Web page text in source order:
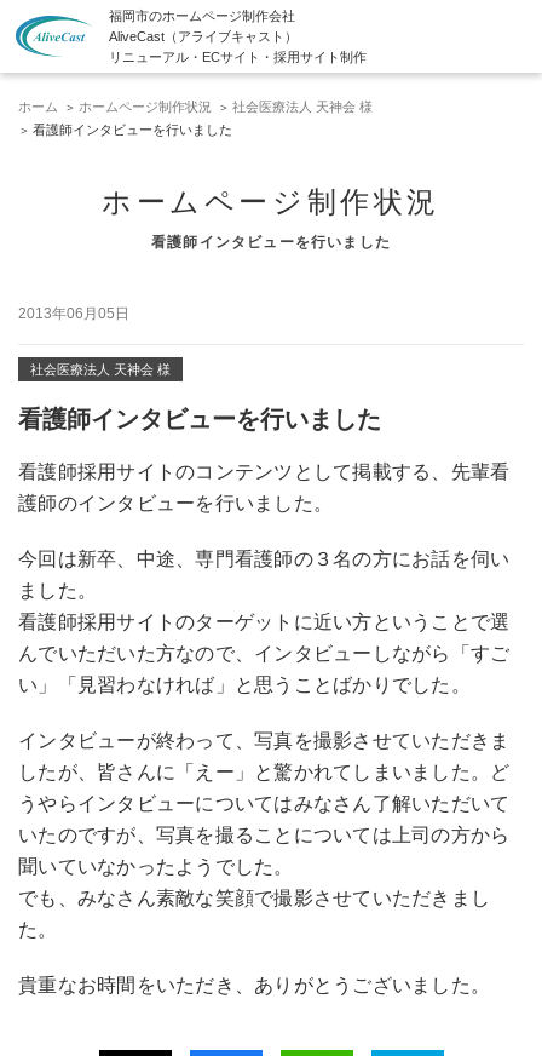
福岡市のホームページ制作会社
AliveCast（アライブキャスト）
リニューアル・ECサイト・採用サイト制作
ホーム ホームページ制作状況
社会医療法人 天神会 様
看護師インタビューを行いました
ホームページ制作状況
看護師インタビューを行いました
2013年06月05日
社会医療法人 天神会 様
看護師インタビューを行いました
看護師採用サイトのコンテンツとして掲載する、先輩看
護師のインタビューを行いました。
今回は新卒、中途、専門看護師の３名の方にお話を伺い
ました。
看護師採用サイトのターゲットに近い方ということで選
んでいただいた方なので、インタビューしながら「すご
い」「見習わなければ」と思うことばかりでした。
インタビューが終わって、写真を撮影させていただきま
したが、皆さんに「えー」と驚かれてしまいました。ど
うやらインタビューについてはみなさん了解いただいて
いたのですが、写真を撮ることについては上司の方から
聞いていなかったようでした。
でも、みなさん素敵な笑顔で撮影させていただきまし
た。
貴重なお時間をいただき、ありがとうございました。